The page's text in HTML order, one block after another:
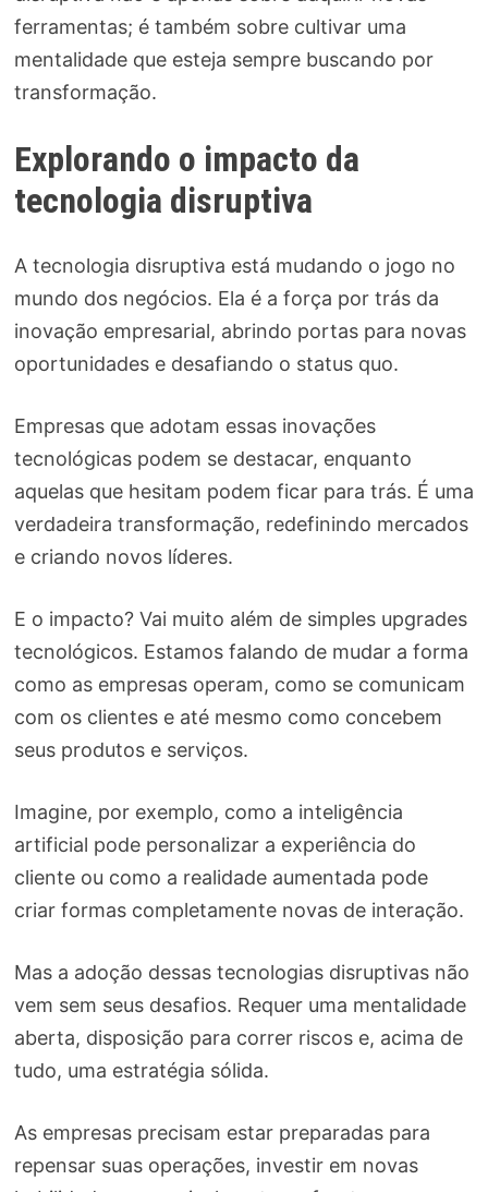
ferramentas; é também sobre cultivar uma
mentalidade que esteja sempre buscando por
transformação.
Explorando o impacto da
tecnologia disruptiva
A tecnologia disruptiva está mudando o jogo no
mundo dos negócios. Ela é a força por trás da
inovação empresarial, abrindo portas para novas
oportunidades e desafiando o status quo.
Empresas que adotam essas inovações
tecnológicas podem se destacar, enquanto
aquelas que hesitam podem ficar para trás. É uma
verdadeira transformação, redefinindo mercados
e criando novos líderes.
E o impacto? Vai muito além de simples upgrades
tecnológicos. Estamos falando de mudar a forma
como as empresas operam, como se comunicam
com os clientes e até mesmo como concebem
seus produtos e serviços.
Imagine, por exemplo, como a inteligência
artificial pode personalizar a experiência do
cliente ou como a realidade aumentada pode
criar formas completamente novas de interação.
Mas a adoção dessas tecnologias disruptivas não
vem sem seus desafios. Requer uma mentalidade
aberta, disposição para correr riscos e, acima de
tudo, uma estratégia sólida.
As empresas precisam estar preparadas para
repensar suas operações, investir em novas